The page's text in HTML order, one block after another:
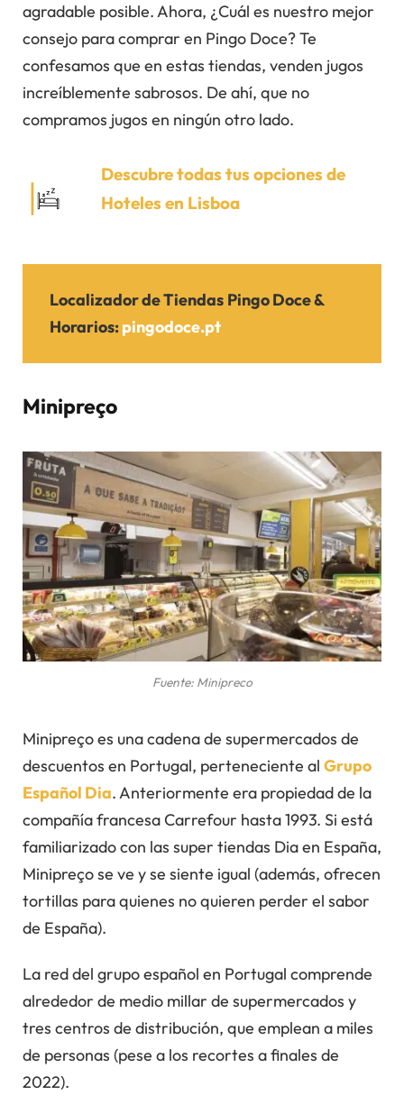
agradable posible. Ahora, ¿Cuál es nuestro mejor
consejo para comprar en Pingo Doce? Te
confesamos que en estas tiendas, venden jugos
increíblemente sabrosos. De ahí, que no
compramos jugos en ningún otro lado.
Descubre todas tus opciones de
Hoteles en Lisboa
Localizador de Tiendas Pingo Doce&
Horarios:pingodoce.pt
Minipreço
Fuente: Minipreco
Minipreço es una cadena de supermercados de
descuentos en Portugal, perteneciente al Grupo
Español Dia. Anteriormente era propiedad de la
compañía francesa Carrefour hasta 1993. Si está
familiarizado con las super tiendas Dia en España,
Minipreço se ve y se siente igual (además, ofrecen
tortillas para quienes no quieren perder el sabor
de España).
La red del grupo español en Portugal comprende
alrededor de medio millar de supermercados y
tres centros de distribución, que emplean a miles
de personas (pese a los recortes a finales de
2022).